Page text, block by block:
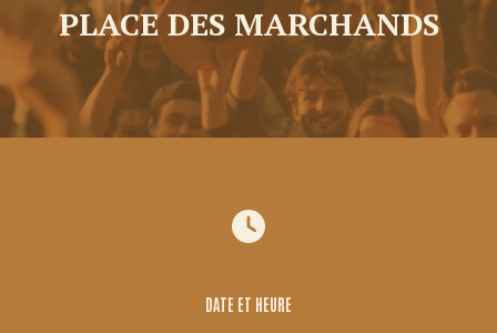
PLACE DES MARCHANDS
DATE ET HEURE